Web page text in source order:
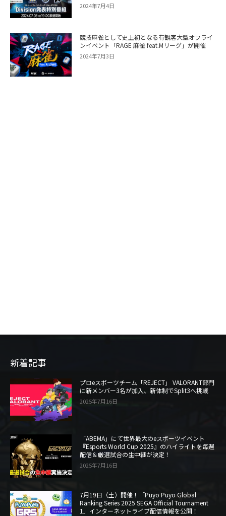
2024年7月4日
競技麻雀として史上初となる有観客大型オフライ
ンイベント「RAGE 麻雀 feat.Mリーグ」が開催
2024年7月3日
新着記事
プロeスポーツチーム「REJECT」 VALORANT部門
に新メンバー3名が加入、新体制でSplit3へ挑戦
2025年7月16日
「ABEMA」にて世界最大のeスポーツイベント
『Esports World Cup 2025』のハイライトを毎週
配信＆厳選試合の生中継が決定！
2025年7月16日
7月19日（土）開催！「Puyo Puyo Global
Ranking Series 2025 SEGA Official Tournament
1」インターネットライブ配信情報を公開！